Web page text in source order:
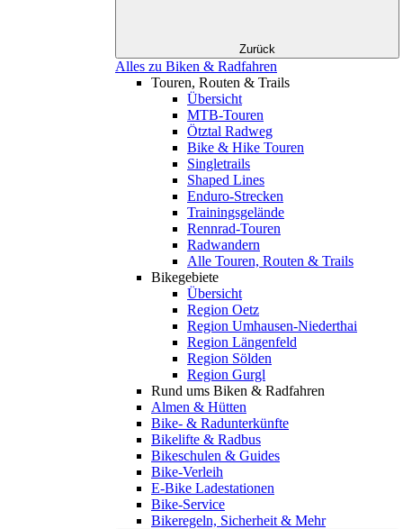
Zurück
Alles zu Biken & Radfahren
Touren, Routen & Trails
Übersicht
MTB-Touren
Ötztal Radweg
Bike & Hike Touren
Singletrails
Shaped Lines
Enduro-Strecken
Trainingsgelände
Rennrad-Touren
Radwandern
Alle Touren, Routen & Trails
Bikegebiete
Übersicht
Region Oetz
Region Umhausen-Niederthai
Region Längenfeld
Region Sölden
Region Gurgl
Rund ums Biken & Radfahren
Almen & Hütten
Bike- & Radunterkünfte
Bikelifte & Radbus
Bikeschulen & Guides
Bike-Verleih
E-Bike Ladestationen
Bike-Service
Bikeregeln, Sicherheit & Mehr